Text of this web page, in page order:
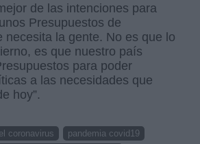
de las intenciones para
Presupuestos de
necesita la gente. No es que lo
es que nuestro país
para poder
a las necesidades que
hoy”.
coronavirus
pandemia covid19